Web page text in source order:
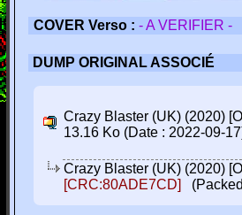
COVER Verso : - A VERIFIER -
DUMP ORIGINAL ASSOCIÉ
Crazy Blaster (UK) (2020)
13.16 Ko (Date : 2022-09-
Crazy Blaster (UK) (2020)
[CRC:80ADE7CD]